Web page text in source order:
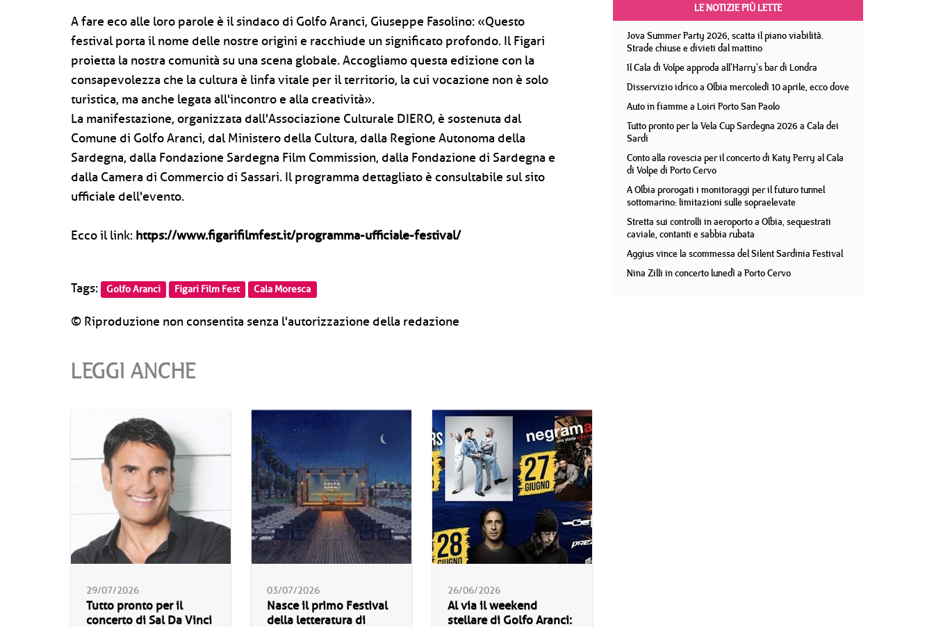
A fare eco alle loro parole è il sindaco di Golfo Aranci, Giuseppe Fasolino: «Questo
festival porta il nome delle nostre origini e racchiude un significato profondo. Il Figari
proietta la nostra comunità su una scena globale. Accogliamo questa edizione con la
consapevolezza che la cultura è linfa vitale per il territorio, la cui vocazione non è solo
turistica, ma anche legata all'incontro e alla creatività».
La manifestazione, organizzata dall'Associazione Culturale DIERO, è sostenuta dal
Comune di Golfo Aranci, dal Ministero della Cultura, dalla Regione Autonoma della
Sardegna, dalla Fondazione Sardegna Film Commission, dalla Fondazione di Sardegna e
dalla Camera di Commercio di Sassari. Il programma dettagliato è consultabile sul sito
ufficiale dell'evento.
Ecco il link: https://www.figarifilmfest.it/programma-ufficiale-festival/
Tags: Golfo Aranci Figari Film Fest Cala Moresca
© Riproduzione non consentita senza l'autorizzazione della redazione
LEGGI ANCHE
29/07/2026
Tutto pronto per il
concerto di Sal Da Vinci
03/07/2026
Nasce il primo Festival
della letteratura di
26/06/2026
Al via il weekend
stellare di Golfo Aranci:
LE NOTIZIE PIÙ LETTE
Jova Summer Party 2026, scatta il piano viabilità.
Strade chiuse e divieti dal mattino
Il Cala di Volpe approda all'Harry's bar di Londra
Disservizio idrico a Olbia mercoledì 10 aprile, ecco dove
Auto in fiamme a Loiri Porto San Paolo
Tutto pronto per la Vela Cup Sardegna 2026 a Cala dei
Sardi
Conto alla rovescia per il concerto di Katy Perry al Cala
di Volpe di Porto Cervo
A Olbia prorogati i monitoraggi per il futuro tunnel
sottomarino: limitazioni sulle sopraelevate
Stretta sui controlli in aeroporto a Olbia, sequestrati
caviale, contanti e sabbia rubata
Aggius vince la scommessa del Silent Sardinia Festival
Nina Zilli in concerto lunedì a Porto Cervo